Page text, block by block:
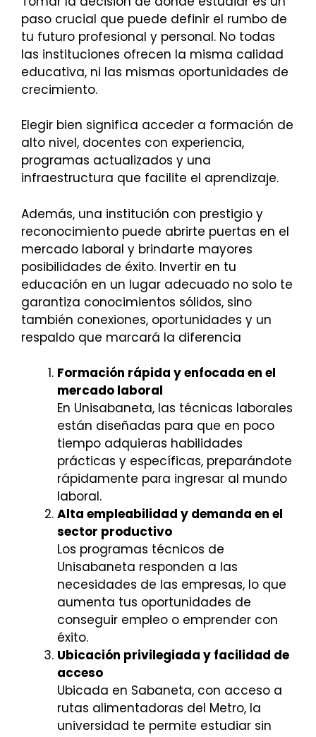
paso crucial que puede definir el rumbo de
tu futuro profesional y personal. No todas
las instituciones ofrecen la misma calidad
educativa, ni las mismas oportunidades de
crecimiento.
Elegir bien significa acceder a formación de
alto nivel, docentes con experiencia,
programas actualizados y una
infraestructura que facilite el aprendizaje.
Además, una institución con prestigio y
reconocimiento puede abrirte puertas en el
mercado laboral y brindarte mayores
posibilidades de éxito. Invertir en tu
educación en un lugar adecuado no solo te
garantiza conocimientos sólidos, sino
también conexiones, oportunidades y un
respaldo que marcará la diferencia
Formación rápida y enfocada en el
mercado laboral
En Unisabaneta, las técnicas laborales
están diseñadas para que en poco
tiempo adquieras habilidades
prácticas y específicas, preparándote
rápidamente para ingresar al mundo
laboral.
Alta empleabilidad y demanda en el
sector productivo
Los programas técnicos de
Unisabaneta responden a las
necesidades de las empresas, lo que
aumenta tus oportunidades de
conseguir empleo o emprender con
éxito.
Ubicación privilegiada y facilidad de
acceso
Ubicada en Sabaneta, con acceso a
rutas alimentadoras del Metro, la
universidad te permite estudiar sin